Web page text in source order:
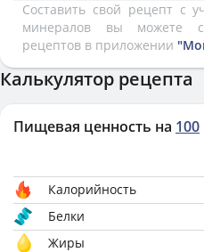
Составить свой рецепт с
минералов вы можете
рецептов в приложении
Калькулятор рецепта
Пищевая ценность на 100
Калорийность
Белки
Жиры